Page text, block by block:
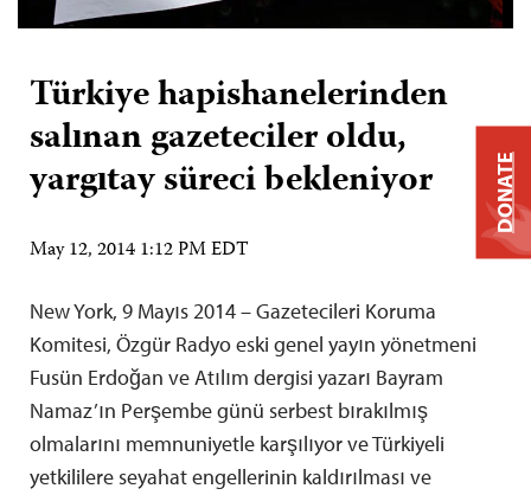
Türkiye hapishanelerinden
salınan gazeteciler oldu,
yargıtay süreci bekleniyor
May 12, 2014 1:12 PM EDT
New York, 9 Mayıs 2014 – Gazetecileri Koruma
Komitesi, Özgür Radyo eski genel yayın yönetmeni
Fusün Erdoğan ve Atılım dergisi yazarı Bayram
Namaz’ın Perşembe günü serbest bırakılmış
olmalarını memnuniyetle karşılıyor ve Türkiyeli
yetkililere seyahat engellerinin kaldırılması ve
DONATE